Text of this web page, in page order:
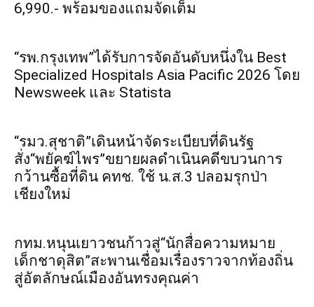
6,990.- พร้อมของแถมจัดเต็ม
“รพ.กรุงเทพ”ได้รับการจัดอันดับหนึ่งใน Best
Specialized Hospitals Asia Pacific 2026 โดย
Newsweek และ Statista
“รมว.สุชาติ”เดินหน้าจัดระเบียบที่ดินรัฐ
สั่ง“พยัคฆ์ไพร”ขยายผลดำเนินคดีขบวนการ
กว้านซื้อที่ดิน คทช. ใช้ น.ส.3 ปลอมรุกป่า
เชียงใหม่
กทม.หนุนเยาวชนก้าวสู่“นักสื่อความหมาย
เด็กชาดุสิต”สะพานเชื่อมเรื่องราวจากท้องถิ่น
สู่อัตลักษณ์เมืองอันทรงคุณค่า